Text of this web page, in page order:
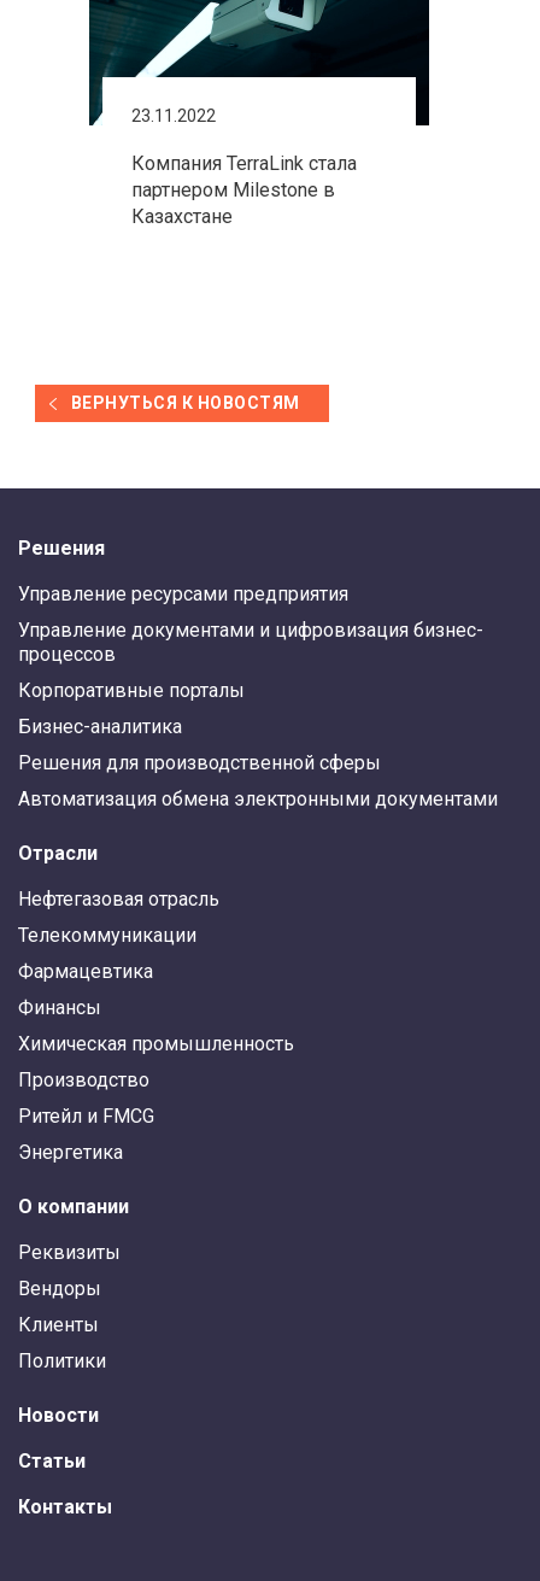
23.11.2022
Компания TerraLink стала
партнером Milestone в
Казахстане
ВЕРНУТЬСЯ К НОВОСТЯМ
Решения
Управление ресурсами предприятия
Управление документами и цифровизация бизнес-
процессов
Корпоративные порталы
Бизнес-аналитика
Решения для производственной сферы
Автоматизация обмена электронными документами
Отрасли
Нефтегазовая отрасль
Телекоммуникации
Фармацевтика
Финансы
Химическая промышленность
Производство
Ритейл и FMCG
Энергетика
О компании
Реквизиты
Вендоры
Клиенты
Политики
Новости
Статьи
Контакты